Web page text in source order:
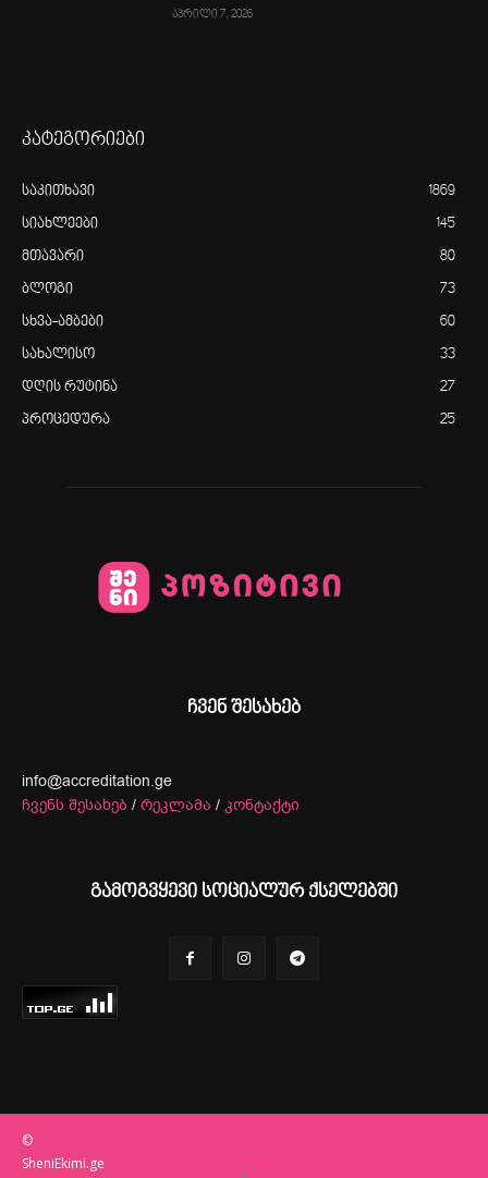
აპრილი 7, 2026
კატეგორიები
საკითხავი 1869
სიახლეები 145
მთავარი 80
ბლოგი 73
სხვა-ამბები 60
სახალისო 33
დღის რუტინა 27
პროცედურა 25
ჩვენ შესახებ
info@accreditation.ge
ჩვენს შესახებ / რეკლამა / კონტაქტი
გამოგვყევი სოციალურ ქსელებში
©
SheniEkimi.ge